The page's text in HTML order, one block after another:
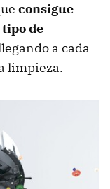
consigue
de
a cada
limpieza.